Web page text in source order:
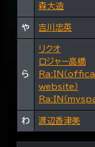
森大造
や 吉川忠英
ら
リクオ
ロジャー高橋
Ra:IN（offical
website）
Ra:IN（
わ 渡辺香津美